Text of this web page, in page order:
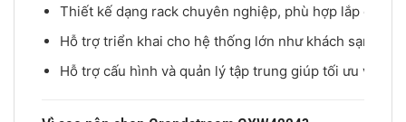
Thiết kế dạng rack chuyên nghiệp, phù hợp lắp đặt
Hỗ trợ triển khai cho hệ thống lớn như khách sạn,
Hỗ trợ cấu hình và quản lý tập trung giúp tối ưu vận